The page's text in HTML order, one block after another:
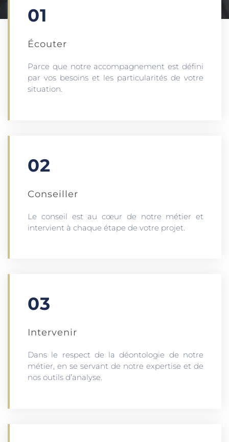
01
Écouter​
Parce que notre accompagnement est défini
par vos besoins et les particularités de votre
situation.
02
Conseiller
Le conseil est au cœur de notre métier et
intervient à chaque étape de votre projet.
03
Intervenir
Dans le respect de la déontologie de notre
métier, en se servant de notre expertise et de
nos outils d’analyse.